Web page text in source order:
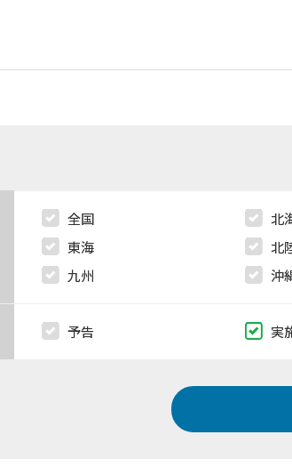
全国 北
東海
北
九州
沖
予告 実